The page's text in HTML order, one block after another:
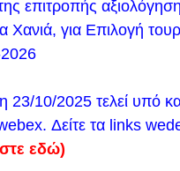
Υπενθυμίζεται ότι οι
της εφαρμογής,
διαβιβάζονται
δεν έχουν κάνει
επιτροπής
Χανιά, για Επιλογή
2026
23/10/2025 τελεί υπό
Δείτε τα links
εδώ)